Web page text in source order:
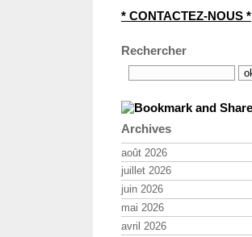
* CONTACTEZ-NOUS *
Rechercher
Archives
août 2026
juillet 2026
juin 2026
mai 2026
avril 2026